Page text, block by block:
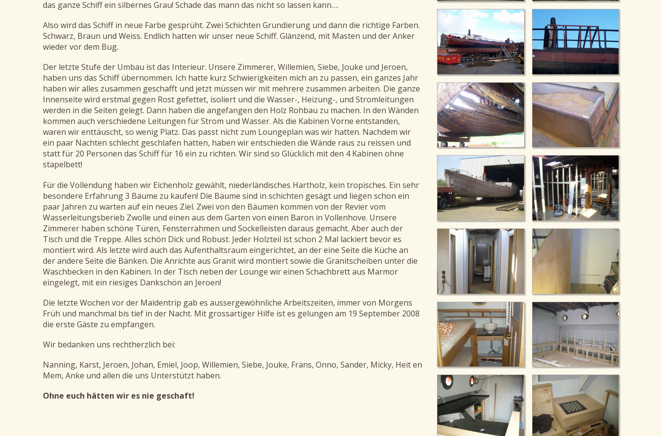
das ganze Schiff ein silbernes Grau! Schade das mann das nicht so lassen kann….
Also wird das Schiff in neue Farbe gesprüht. Zwei Schichten Grundierung und dann die richtige Farben.
Schwarz, Braun und Weiss. Endlich hatten wir unser neue Schiff. Glänzend, mit Masten und der Anker
wieder vor dem Bug.
Der letzte Stufe der Umbau ist das Interieur. Unsere Zimmerer, Willemien, Siebe, Jouke und Jeroen,
haben uns das Schiff übernommen. Ich hatte kurz Schwierigkeiten mich an zu passen, ein ganzes Jahr
haben wir alles zusammen geschafft und jetzt müssen wir mit mehrere zusammen arbeiten. Die ganze
Innenseite wird erstmal gegen Rost gefettet, isoliert und die Wasser-, Heizung-, und Stromleitungen
werden in die Seiten gelegt. Dann haben die angefangen den Holz Rohbau zu machen. In den Wänden
kommen auch verschiedene Leitungen für Strom und Wasser. Als die Kabinen Vorne entstanden,
waren wir enttäuscht, so wenig Platz. Das passt nicht zum Loungeplan was wir hatten. Nachdem wir
ein paar Nachten schlecht geschlafen hatten, haben wir entschieden die Wände raus zu reissen und
statt für 20 Personen das Schiff für 16 ein zu richten. Wir sind so Glücklich mit den 4 Kabinen ohne
stapelbett!
Für die Vollendung haben wir Eichenholz gewählt, niederländisches Hartholz, kein tropisches. Ein sehr
besondere Erfahrung 3 Bäume zu kaufen! Die Bäume sind in schichten gesägt und liegen schon ein
paar Jahren zu warten auf ein neues Ziel. Zwei von den Bäumen kommen von der Revier vom
Wasserleitungsberieb Zwolle und einen aus dem Garten von einen Baron in Vollenhove. Unsere
Zimmerer haben schöne Türen, Fensterrahmen und Sockelleisten daraus gemacht. Aber auch der
Tisch und die Treppe. Alles schön Dick und Robust. Jeder Holzteil ist schon 2 Mal lackiert bevor es
montiert wird. Als letzte wird auch das Aufenthaltsraum eingerichtet, an der eine Seite die Küche an
der andere Seite die Bänken. Die Anrichte aus Granit wird montiert sowie die Granitscheiben unter die
Waschbecken in den Kabinen. In der Tisch neben der Lounge wir einen Schachbrett aus Marmor
eingelegt, mit ein riesiges Dankschön an Jeroen!
Die letzte Wochen vor der Maidentrip gab es aussergewöhnliche Arbeitszeiten, immer von Morgens
Früh und manchmal bis tief in der Nacht. Mit grossartiger Hilfe ist es gelungen am 19 September 2008
die erste Gäste zu empfangen.
Wir bedanken uns rechtherzlich bei:
Nanning, Karst, Jeroen, Johan, Emiel, Joop, Willemien, Siebe, Jouke, Frans, Onno, Sander, Micky, Heit en
Mem, Anke und allen die uns Unterstützt haben.
Ohne euch hätten wir es nie geschaft!